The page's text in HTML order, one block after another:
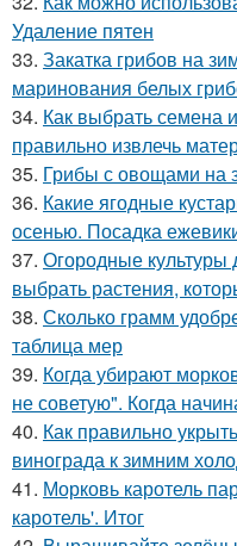
Удаление пятен
33. Закатка грибов на
маринования белых
34. Как выбрать семена
правильно извлечь
35. Грибы с овощами на
36. Какие ягодные
осенью. Посадка
37. Огородные культуры
выбрать растения,
38. Сколько грамм
таблица мер
39. Когда убирают
не советую". Когда
40. Как правильно
винограда к зимним
41. Морковь каротель
каротель'. Итог